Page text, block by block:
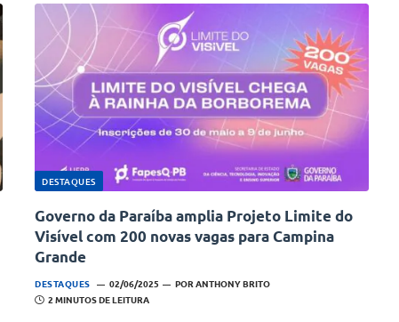
DESTAQUES
Governo da Paraíba amplia Projeto Limite do
Visível com 200 novas vagas para Campina
Grande
DESTAQUES 02/06/2025 PORANTHONY BRITO
2 MINUTOS DE LEITURA